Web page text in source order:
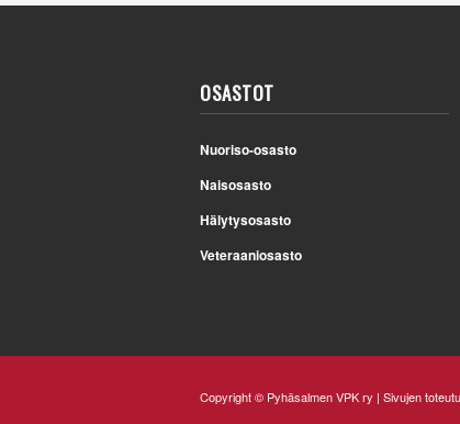
OSASTOT
Nuoriso-osasto
Naisosasto
Hälytysosasto
Veteraaniosasto
Copyright © Pyhäsalmen VPK ry | Sivujen